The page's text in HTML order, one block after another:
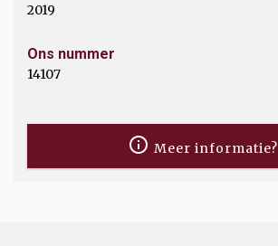
2019
Ons nummer
14107
Meer informatie?